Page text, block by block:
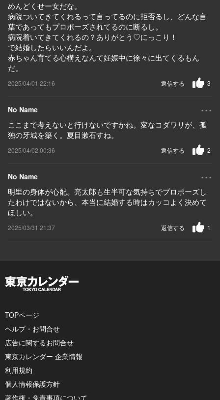
めんどくせー女だな。
病院ついてきてくれるって言ってるのに拒否るし、どんな言
葉であってもプロポーズされてるのに断るし。
病院着いてきてくれるの？ありがとう♡にっこり！
で結婚したらいいんだよ。
赤ちゃん育てる心構えなんて妊娠中に徐々に出てくるもん
だ。
2025/04/01 22:16 3
返信する
No Name ...
ここまで考えないと行けないですかね。変なコダワリが、孤
独の牙城を築く。夏目漱石すね。
2025/04/02 00:36 2
返信する
No Name ...
明里の身体が心配。亮太郎も生半可な気持ちでプロポーズし
たわけではないから、本当に結婚する時はカッコよく決めて
ほしい。
2025/03/31 21:37 1
返信する
TOPページ
ヘルプ・お問合せ
広告に関するお問合せ
東京カレンダー 企業情報
利用規約
個人情報保護方針
著作権・免責事項について